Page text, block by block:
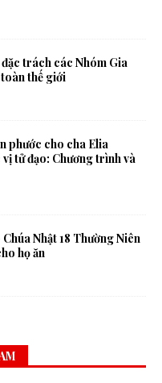
trách các Nhóm Gia
thế giới
phước cho cha Elia
tử đạo: Chương trình và
Nhật 18 Thường Niên
họ ăn